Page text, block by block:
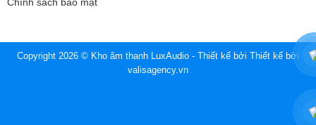
Chính sách bảo mật
Copyright 2026 © Kho âm thanh LuxAudio - Thiết kế bởi Thiết kế bởi
valisagency.vn